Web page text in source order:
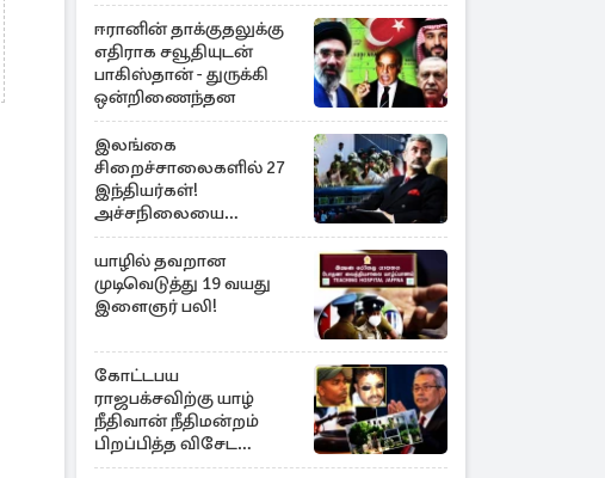
ஈரானின் தாக்குதலுக்கு
எதிராக சவூதியுடன்
பாகிஸ்தான் - துருக்கி
ஒன்றிணைந்தன
இலங்கை
சிறைச்சாலைகளில் 27
இந்தியர்கள்!
அச்சநிலையை
மையப்படுத்தி
ஜெயசங்கர் அறிக்கை
யாழில் தவறான
முடிவெடுத்து 19 வயது
இளைஞர் பலி!
கோட்டபய
ராஜபக்சவிற்கு யாழ்
நீதிவான் நீதிமன்றம்
பிறப்பித்த விசேட
உத்தரவு!